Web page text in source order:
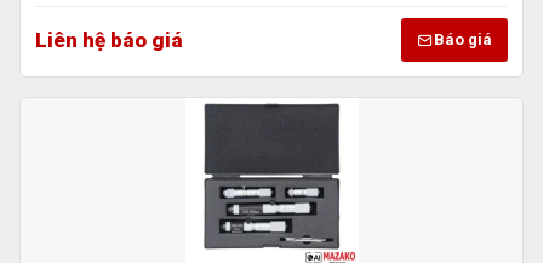
Liên hệ báo giá Báo giá